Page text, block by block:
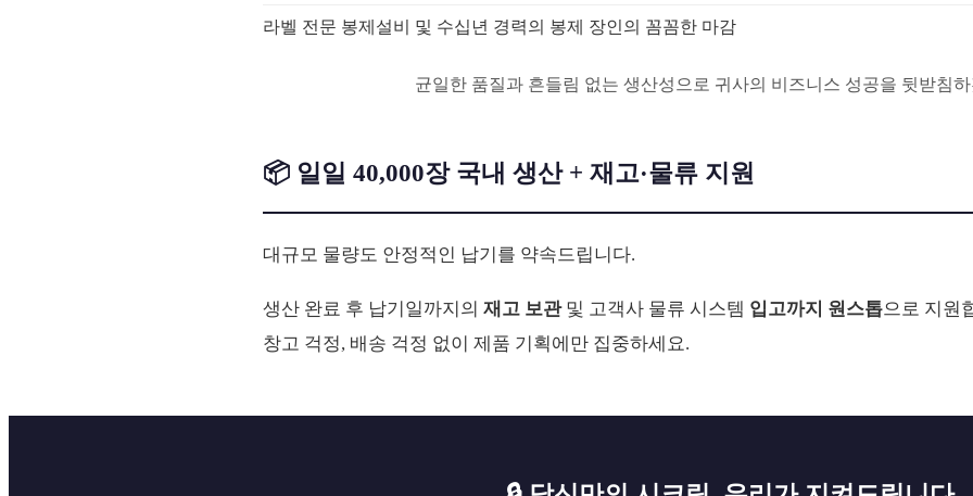
라벨 전문 봉제설비 및 수십년 경력의 봉제 장인의 꼼꼼한 마감
균일한 품질과 흔들림 없는 생산성으로 귀사의 비즈니스 성공을 뒷받침
📦 일일 40,000장 국내 생산 + 재고·물류 지원
대규모 물량도 안정적인 납기를 약속드립니다.
생산 완료 후 납기일까지의 재고 보관및 고객사 물류 시스템 입고까지 원스톱으로 지원
창고 걱정, 배송 걱정 없이 제품 기획에만 집중하세요.